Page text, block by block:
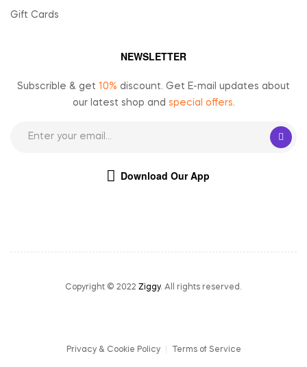
Gift Cards
NEWSLETTER
Subscrible & get 10% discount. Get E-mail updates about
our latest shop and special offers.
Download Our App
Copyright © 2022 Ziggy. All rights reserved.
Privacy & Cookie Policy Terms of Service